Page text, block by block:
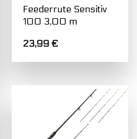
Feederrute Sensitiv
100 3,00 m
23,99€